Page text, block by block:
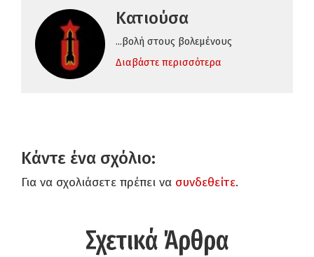
Κατιούσα
...βολή στους βολεμένους
Διαβάστε περισσότερα
Κάντε ένα σχόλιο:
Για να σχολιάσετε πρέπει να συνδεθείτε.
Σχετικά Άρθρα